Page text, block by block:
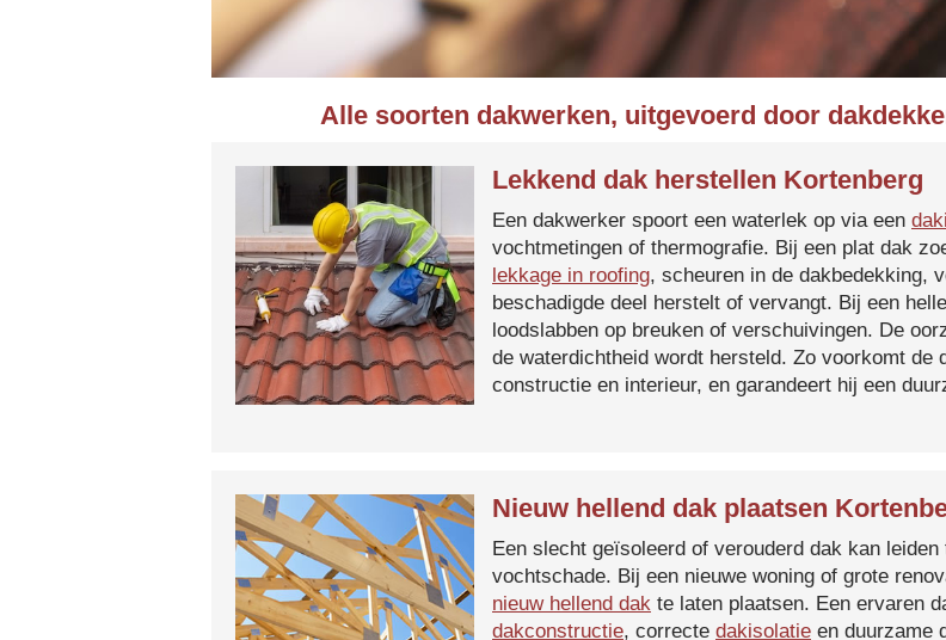
Alle soorten dakwerken, uitgevoerd door
Lekkend dak herstellen Kortenberg
Een dakwerker spoort een waterlek op via een
vochtmetingen of thermografie. Bij een plat dak
lekkage in roofing, scheuren in de dakbedekking,
beschadigde deel herstelt of vervangt. Bij een
loodslabben op breuken of verschuivingen. De
de waterdichtheid wordt hersteld. Zo voorkomt de
constructie en interieur, en garandeert hij een
Nieuw hellend dak plaatsen
Een slecht geïsoleerd of verouderd dak kan
vochtschade. Bij een nieuwe woning of grote
nieuw hellend dak te laten plaatsen. Een ervaren
dakconstructie, correcte dakisolatie en duurzame